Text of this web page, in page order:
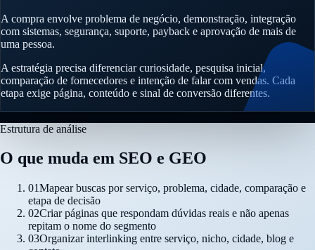
A compra envolve problema de negócio, demonstração, integração
com sistemas, segurança, suporte, payback e aprovação de mais de
uma pessoa.
A estratégia precisa diferenciar curiosidade, pesquisa inicial,
comparação de fornecedores e intenção de falar com vendas. Cada
etapa exige página, conteúdo e sinal de conversão diferentes.
Estrutura de análise
O que muda em SEO e GEO
01Mapear buscas por serviço, problema, cidade, comparação e
etapa de decisão
02Criar páginas que respondam dúvidas reais e não apenas
repitam o nome do segmento
03Organizar interlinking entre serviço, nicho, cidade, blog e